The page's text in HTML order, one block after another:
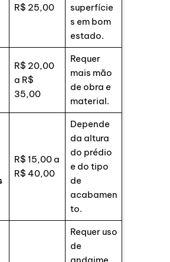
R$ 25,00
superfície
s em bom
estado.
R$ 20,00
a R$
35,00
Requer
mais mão
de obra e
material.
R$ 15,00 a
R$ 40,00
Depende
da altura
do prédio
e do tipo
de
acabamen
to.
Requer uso
de